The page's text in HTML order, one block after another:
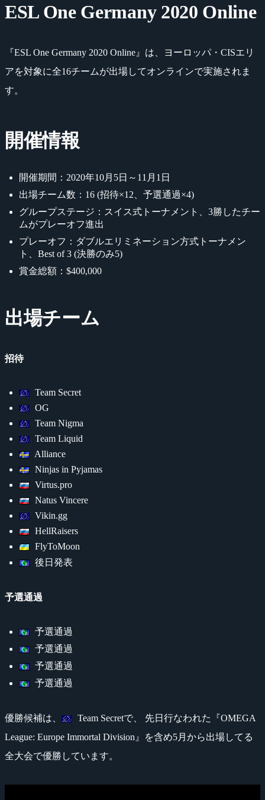
ESL One Germany 2020 Online
『ESL One Germany 2020 Online』は、ヨーロッパ・CISエリ
アを対象に全16チームが出場してオンラインで実施されま
す。
開催情報
開催期間：2020年10月5日～11月1日
出場チーム数：16 (招待×12、予選通過×4)
グループステージ：スイス式トーナメント、3勝したチー
ムがプレーオフ進出
プレーオフ：ダブルエリミネーション方式トーナメン
ト、Best of 3 (決勝のみ5)
賞金総額：$400,000
出場チーム
招待
Team Secret
OG
Team Nigma
Team Liquid
Alliance
Ninjas in Pyjamas
Virtus.pro
Natus Vincere
Vikin.gg
HellRaisers
FlyToMoon
後日発表
予選通過
予選通過
予選通過
予選通過
予選通過
優勝候補は、
Team Secretで、 先日行なわれた『OMEGA
League: Europe Immortal Division』を含め5月から出場してる
全大会で優勝しています。